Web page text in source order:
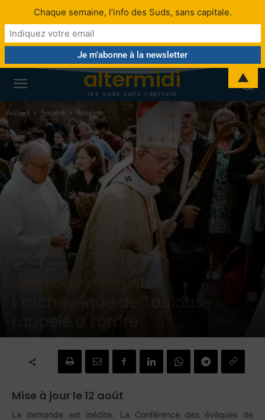
altermidi
les suds sans capitale
Accueil Société Religion
Religion en région:
L’archevêque de Toulouse
rappelé à l’ordre
Par Redaction - 12 août 2025
Mise à jour le 12 août
La demande est inédite. La Conférence des évêques de
Chaque semaine, l’info des Suds, sans capitale.
▲